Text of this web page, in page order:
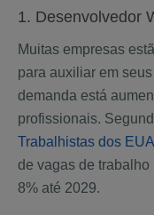
1. Desenvolvedor
Muitas empresas
para auxiliar em
demanda está
profissionais.
Trabalhistas dos EUA
de vagas de
8% até 2029.